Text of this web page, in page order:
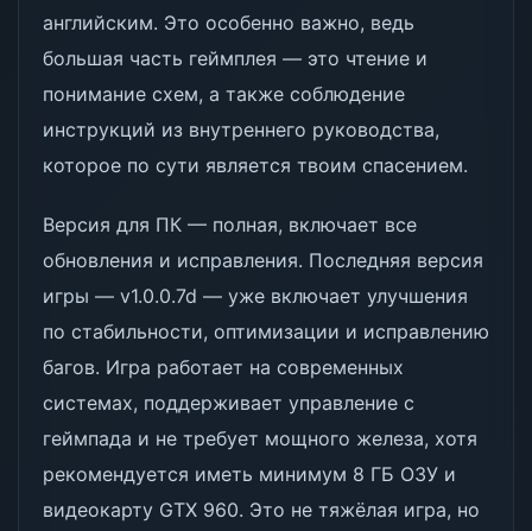
английским. Это особенно важно, ведь
большая часть геймплея — это чтение и
понимание схем, а также соблюдение
инструкций из внутреннего руководства,
которое по сути является твоим спасением.
Версия для ПК — полная, включает все
обновления и исправления. Последняя версия
игры — v1.0.0.7d — уже включает улучшения
по стабильности, оптимизации и исправлению
багов. Игра работает на современных
системах, поддерживает управление с
геймпада и не требует мощного железа, хотя
рекомендуется иметь минимум 8 ГБ ОЗУ и
видеокарту GTX 960. Это не тяжёлая игра, но